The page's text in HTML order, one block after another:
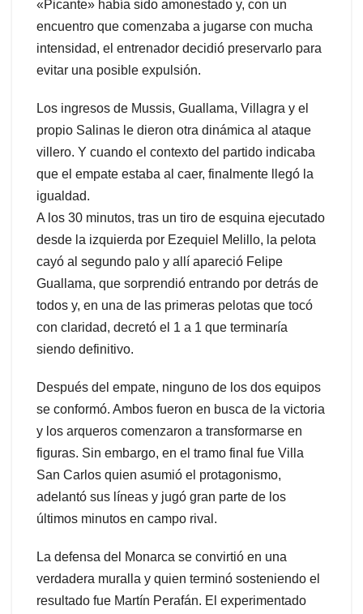
«Picante» había sido amonestado y, con un
encuentro que comenzaba a jugarse con mucha
intensidad, el entrenador decidió preservarlo para
evitar una posible expulsión.
Los ingresos de Mussis, Guallama, Villagra y el
propio Salinas le dieron otra dinámica al ataque
villero. Y cuando el contexto del partido indicaba
que el empate estaba al caer, finalmente llegó la
igualdad.
A los 30 minutos, tras un tiro de esquina ejecutado
desde la izquierda por Ezequiel Melillo, la pelota
cayó al segundo palo y allí apareció Felipe
Guallama, que sorprendió entrando por detrás de
todos y, en una de las primeras pelotas que tocó
con claridad, decretó el 1 a 1 que terminaría
siendo definitivo.
Después del empate, ninguno de los dos equipos
se conformó. Ambos fueron en busca de la victoria
y los arqueros comenzaron a transformarse en
figuras. Sin embargo, en el tramo final fue Villa
San Carlos quien asumió el protagonismo,
adelantó sus líneas y jugó gran parte de los
últimos minutos en campo rival.
La defensa del Monarca se convirtió en una
verdadera muralla y quien terminó sosteniendo el
resultado fue Martín Perafán. El experimentado